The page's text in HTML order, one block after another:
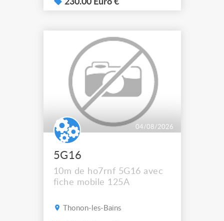
sup sur demande ça ne
passe pas sur l’annonce
230.00 Euro €
04/08/2026
5G16
10m de ho7rnf 5G16 avec
fiche mobile 125A
Thonon-les-Bains